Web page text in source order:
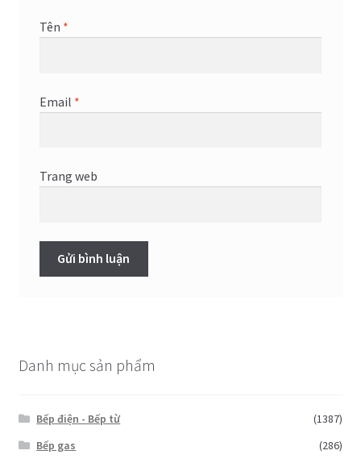
Tên *
Email *
Trang web
Danh mục sản phẩm
Bếp điện - Bếp từ
(1387)
Bếp gas
(286)